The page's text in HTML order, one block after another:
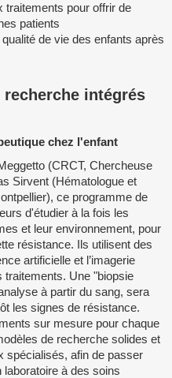
pour offrir de
patients
de vie des enfants après
recherche intégrés
chez l'enfant
(CRCT, Chercheuse
Sirvent (Hématologue et
ce programme de
d'étudier à la fois les
et leur environnement, pour
résistance. Ils utilisent des
artificielle et l’imagerie
traitements. Une "biopsie
à partir du sang, sera
les signes de résistance.
sur mesure pour chaque
de recherche solides et
spécialisés, afin de passer
à des soins